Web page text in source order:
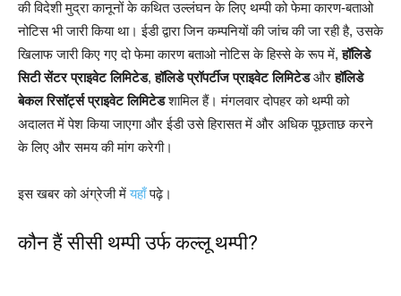
की विदेशी मुद्रा कानूनों के कथित उल्लंघन के लिए थम्पी को फेमा कारण-बताओ
नोटिस भी जारी किया था। ईडी द्वारा जिन कम्पनियों की जांच की जा रही है, उसके
खिलाफ जारी किए गए दो फेमा कारण बताओ नोटिस के हिस्से के रूप में,हॉलिडे
सिटी सेंटर प्राइवेट लिमिटेड,हॉलिडे प्रॉपर्टीज प्राइवेट लिमिटेडऔरहॉलिडे
बेकल रिसॉर्ट्स प्राइवेट लिमिटेडशामिल हैं। मंगलवार दोपहर को थम्पी को
अदालत में पेश किया जाएगा और ईडी उसे हिरासत में और अधिक पूछताछ करने
के लिए और समय की मांग करेगी।
इस खबर को अंग्रेजी मेंयहाँपढ़े।
कौन हैं सीसी थम्पी उर्फ कल्लू थम्पी?